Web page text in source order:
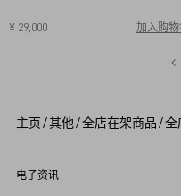
¥ 29,000 加入购
主页/其他/全店在架商品/全
电子资讯